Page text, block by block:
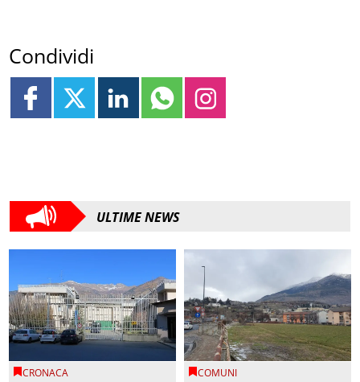
Condividi
ULTIME NEWS
CRONACA COMUNI